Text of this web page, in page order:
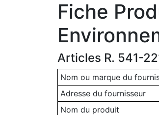
Fiche
Articles R. 541-
Nom ou marque du
Adresse du fournisseur
Nom du produit